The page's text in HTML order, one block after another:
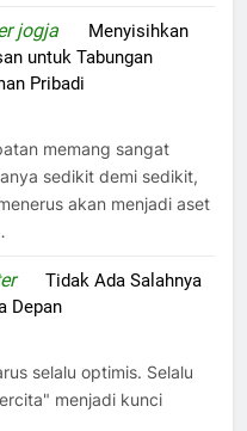
jogja
Menyisihkan
untuk Tabungan
Pribadi
memang sangat
sedikit demi sedikit,
akan menjadi aset
onTidak Ada Salahnya
Depan
selalu optimis. Selalu
menjadi kunci